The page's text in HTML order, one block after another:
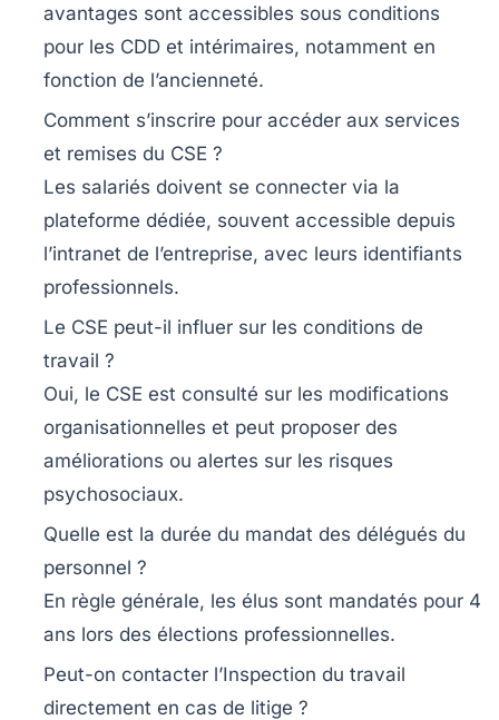
avantages sont accessibles sous conditions
pour les CDD et intérimaires, notamment en
fonction de l’ancienneté.
Comment s’inscrire pour accéder aux services
et remises du CSE ?
Les salariés doivent se connecter via la
plateforme dédiée, souvent accessible depuis
l’intranet de l’entreprise, avec leurs identifiants
professionnels.
Le CSE peut-il influer sur les conditions de
travail ?
Oui, le CSE est consulté sur les modifications
organisationnelles et peut proposer des
améliorations ou alertes sur les risques
psychosociaux.
Quelle est la durée du mandat des délégués du
personnel ?
En règle générale, les élus sont mandatés pour 4
ans lors des élections professionnelles.
Peut-on contacter l’Inspection du travail
directement en cas de litige ?